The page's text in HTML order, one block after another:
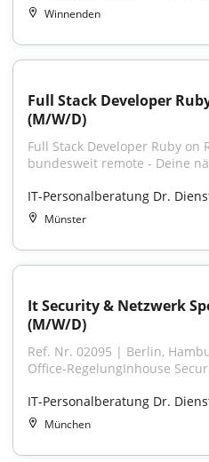
Winnenden
Full Stack Developer
(M/W/D)
Full Stack Developer Ruby on
bundesweit remote - Deine
IT-Personalberatung Dr.
Münster
It Security & Netzwerk
(M/W/D)
Ref. Nr. 02095 | Berlin,
Office-RegelungInhouse
IT-Personalberatung Dr.
München